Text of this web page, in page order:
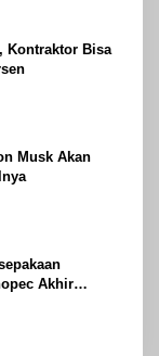
Kontraktor Bisa
Musk Akan
Akhir